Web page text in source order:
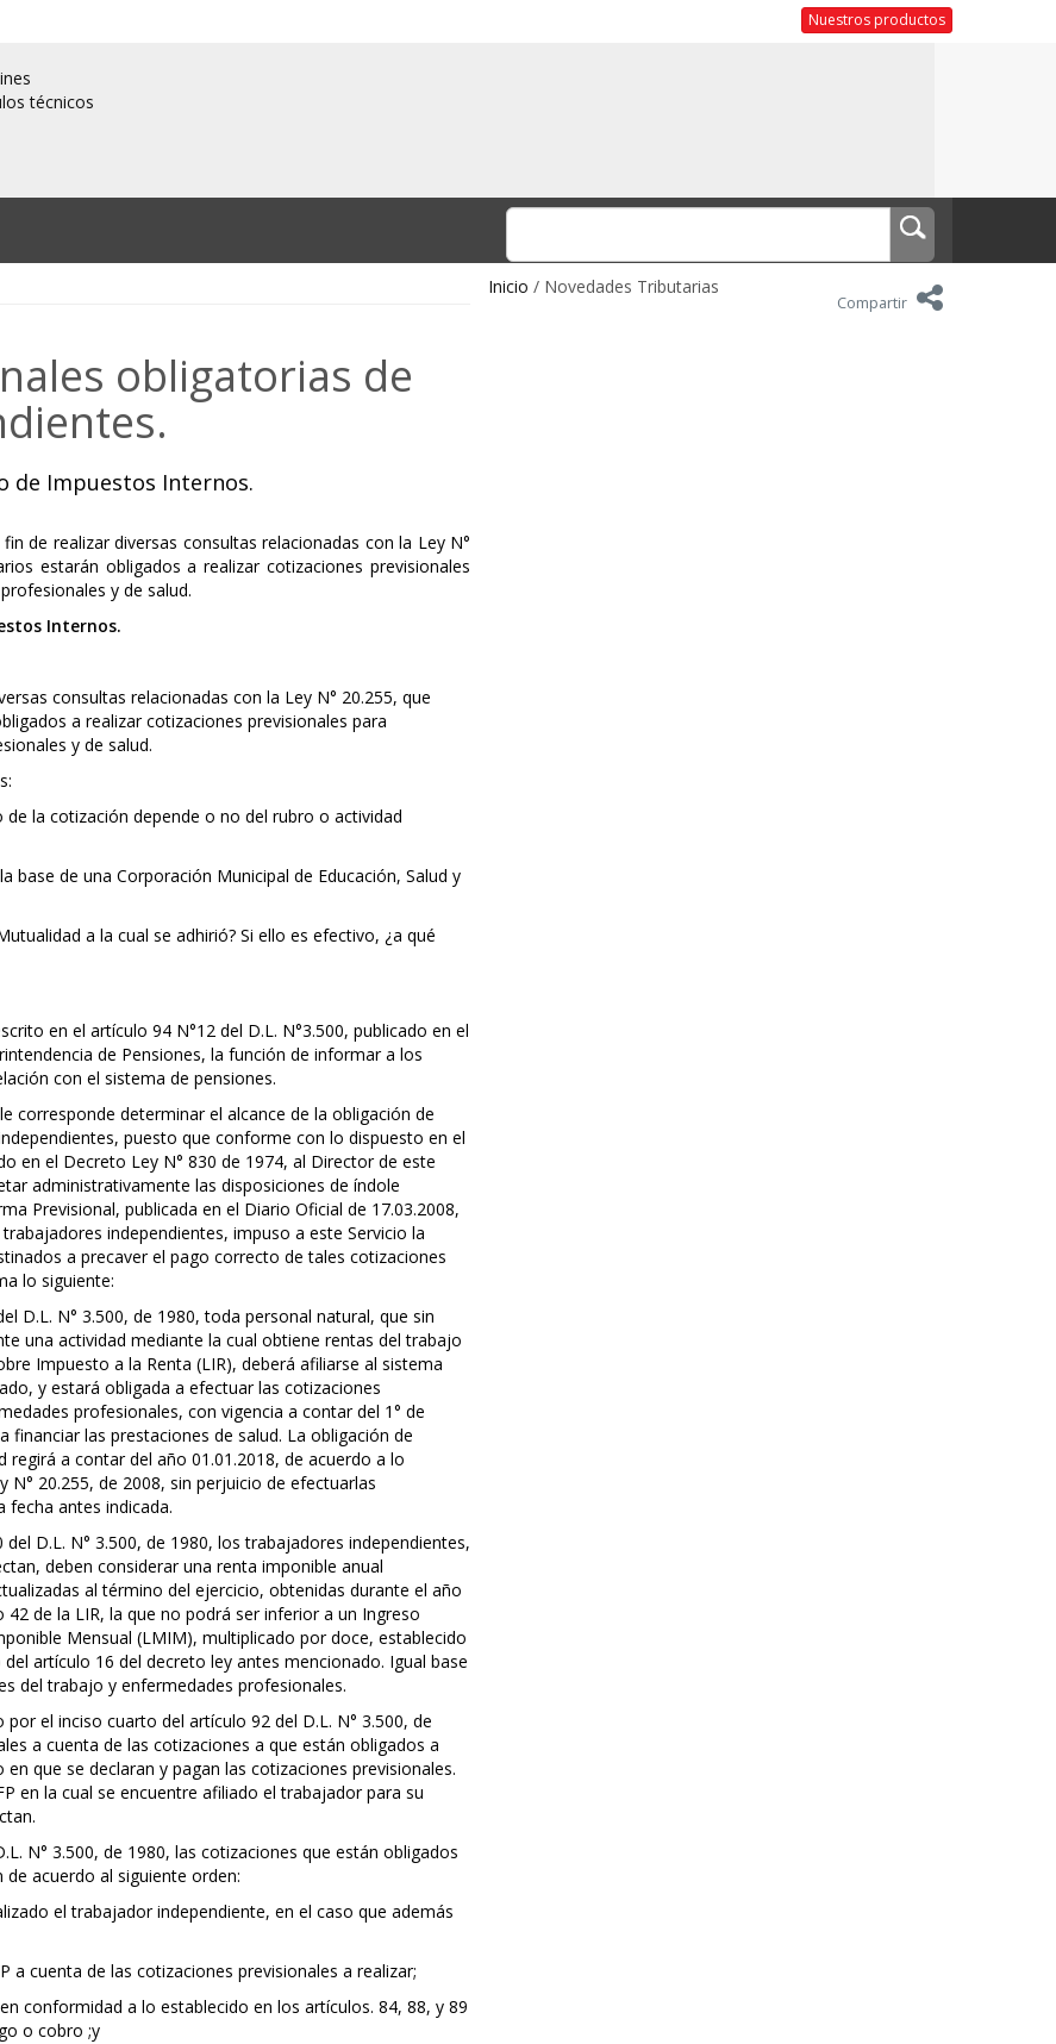
Nuestros productos
técnicos
Inicio / Novedades Tributarias
Compartir
obligatorias de
de Impuestos Internos.
de realizar diversas consultas relacionadas con la Ley N°
estarán obligados a realizar cotizaciones previsionales
y de salud.
Internos.
consultas relacionadas con la Ley N° 20.255, que
a realizar cotizaciones previsionales para
y de salud.
la cotización depende o no del rubro o actividad
base de una Corporación Municipal de Educación, Salud y
a la cual se adhirió? Si ello es efectivo, ¿a qué
en el artículo 94 N°12 del D.L. N°3.500, publicado en el
de Pensiones, la función de informar a los
con el sistema de pensiones.
corresponde determinar el alcance de la obligación de
puesto que conforme con lo dispuesto en el
en el Decreto Ley N° 830 de 1974, al Director de este
administrativamente las disposiciones de índole
Previsional, publicada en el Diario Oficial de 17.03.2008,
independientes, impuso a este Servicio la
a precaver el pago correcto de tales cotizaciones
lo siguiente:
D.L. N° 3.500, de 1980, toda personal natural, que sin
una actividad mediante la cual obtiene rentas del trabajo
Impuesto a la Renta (LIR), deberá afiliarse al sistema
y estará obligada a efectuar las cotizaciones
profesionales, con vigencia a contar del 1° de
las prestaciones de salud. La obligación de
a contar del año 01.01.2018, de acuerdo a lo
20.255, de 2008, sin perjuicio de efectuarlas
fecha antes indicada.
D.L. N° 3.500, de 1980, los trabajadores independientes,
deben considerar una renta imponible anual
al término del ejercicio, obtenidas durante el año
de la LIR, la que no podrá ser inferior a un Ingreso
Mensual (LMIM), multiplicado por doce, establecido
artículo 16 del decreto ley antes mencionado. Igual base
del trabajo y enfermedades profesionales.
el inciso cuarto del artículo 92 del D.L. N° 3.500, de
a cuenta de las cotizaciones a que están obligados a
que se declaran y pagan las cotizaciones previsionales.
en la cual se encuentre afiliado el trabajador para su
N° 3.500, de 1980, las cotizaciones que están obligados
acuerdo al siguiente orden:
el trabajador independiente, en el caso que además
a cuenta de las cotizaciones previsionales a realizar;
conformidad a lo establecido en los artículos. 84, 88, y 89
o cobro ;y